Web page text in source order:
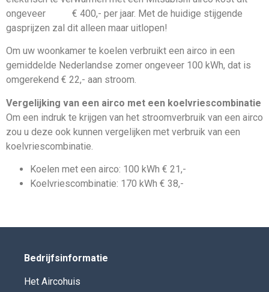
ongeveer € 400,- per jaar. Met de huidige stijgende
gasprijzen zal dit alleen maar uitlopen!
Om uw woonkamer te koelen verbruikt een airco in een
gemiddelde Nederlandse zomer ongeveer 100 kWh, dat is
omgerekend € 22,- aan stroom.
Vergelijking van een airco met een koelvriescombinatie
Om een indruk te krijgen van het stroomverbruik van een airco
zou u deze ook kunnen vergelijken met verbruik van een
koelvriescombinatie.
Koelen met een airco: 100 kWh € 21,-
Koelvriescombinatie: 170 kWh € 38,-
Bedrijfsinformatie
Het Aircohuis